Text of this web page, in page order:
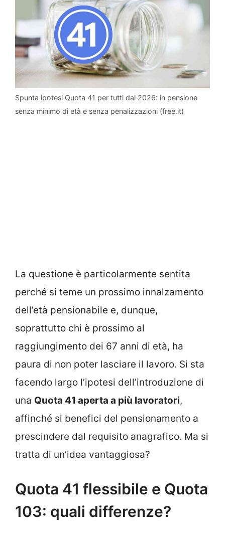
Spunta ipotesi Quota 41 per tutti dal 2026: in pensione
senza minimo di età e senza penalizzazioni (free.it)
La questione è particolarmente sentita
perché si teme un prossimo innalzamento
dell’età pensionabile e, dunque,
soprattutto chi è prossimo al
raggiungimento dei 67 anni di età, ha
paura di non poter lasciare il lavoro. Si sta
facendo largo l’ipotesi dell’introduzione di
una Quota 41 aperta a più lavoratori,
affinché si benefici del pensionamento a
prescindere dal requisito anagrafico. Ma si
tratta di un’idea vantaggiosa?
Quota 41 flessibile e Quota
103: quali differenze?